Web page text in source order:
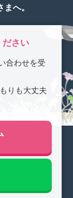
へ。
ださい
合わせを受
りも大丈夫